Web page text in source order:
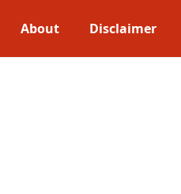
About Disclaimer